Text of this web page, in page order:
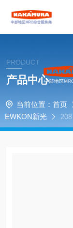
PRODUCT
产品中心
当前位置： 首页
EWKON新光